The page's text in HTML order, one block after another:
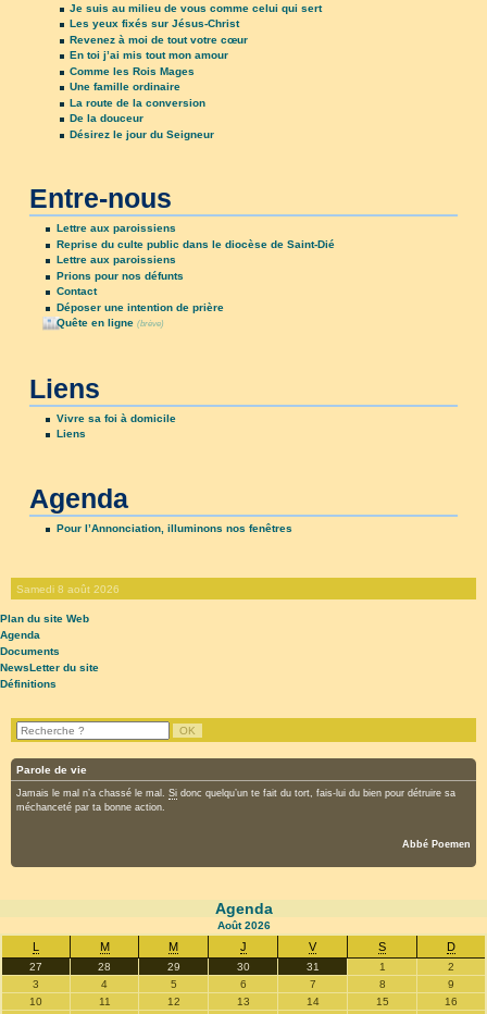
Je suis au milieu de vous comme celui qui sert
Les yeux fixés sur Jésus-Christ
Revenez à moi de tout votre cœur
En toi j’ai mis tout mon amour
Comme les Rois Mages
Une famille ordinaire
La route de la conversion
De la douceur
Désirez le jour du Seigneur
Entre-nous
Lettre aux paroissiens
Reprise du culte public dans le diocèse de Saint-Dié
Lettre aux paroissiens
Prions pour nos défunts
Contact
Déposer une intention de prière
Quête en ligne (brève)
Liens
Vivre sa foi à domicile
Liens
Agenda
Pour l’Annonciation, illuminons nos fenêtres
Samedi 8 août 2026
Plan du site Web
Agenda
Documents
NewsLetter du site
Définitions
Parole de vie
Jamais le mal n’a chassé le mal.Si donc quelqu’un te fait du tort, fais-lui du bien pour détruire sa
méchanceté par ta bonne action.
Abbé Poemen
Agenda
Août2026
M M J V S D
27 28 29 30 31 1
2
3
4 5 6 7 8
9
10
11 12 13 14 15
16